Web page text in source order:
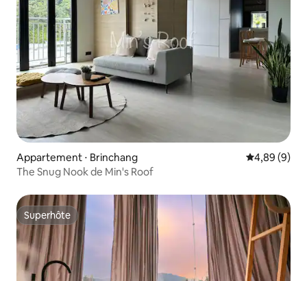
Appartement ⋅ Brinchang Évaluation
4,89 (9)
The Snug Nook de Min's Roof
Superhôte
Superhôte